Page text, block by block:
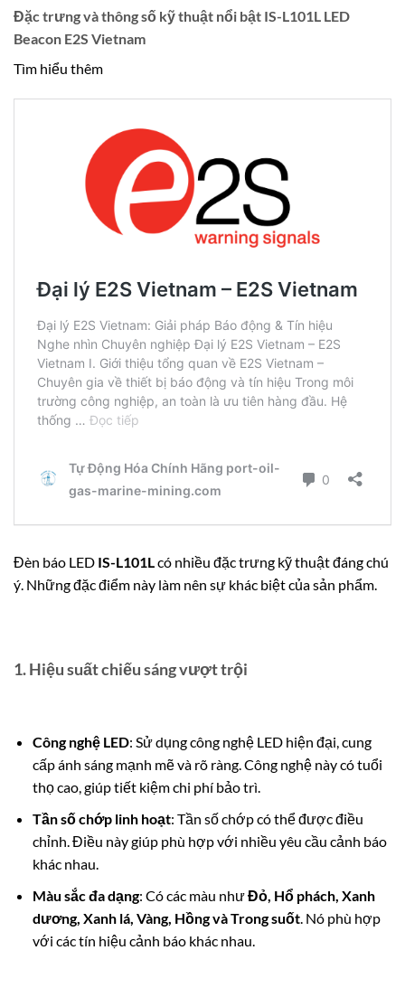
Đặc trưng và thông số kỹ thuật nổi bật IS-L101L LED
Beacon E2S Vietnam
Tìm hiểu thêm
Đèn báo LED IS-L101Lcó nhiều đặc trưng kỹ thuật đáng chú
ý. Những đặc điểm này làm nên sự khác biệt của sản phẩm.
1.Hiệu suất chiếu sáng vượt trội
Công nghệ LED: Sử dụng công nghệ LED hiện đại, cung
cấp ánh sáng mạnh mẽ và rõ ràng. Công nghệ này có tuổi
thọ cao, giúp tiết kiệm chi phí bảo trì.
Tần số chớp linh hoạt: Tần số chớp có thể được điều
chỉnh. Điều này giúp phù hợp với nhiều yêu cầu cảnh báo
khác nhau.
Màu sắc đa dạng: Có các màu nhưĐỏ, Hổ phách, Xanh
dương, Xanh lá, Vàng, Hồng và Trong suốt. Nó phù hợp
với các tín hiệu cảnh báo khác nhau.